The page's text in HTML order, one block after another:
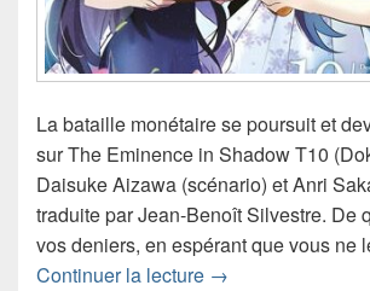
La bataille monétaire se poursuit et
sur The Eminence in Shadow T10
Daisuke Aizawa (scénario) et Anri
traduite par Jean-Benoît Silvestre. De
vos deniers, en espérant que vous ne
Continuer la lecture Chronique
→